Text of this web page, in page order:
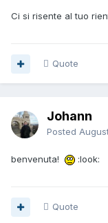
Ci si risente al tuo
Quote
Johann
Posted
benvenuta! :look:
Quote